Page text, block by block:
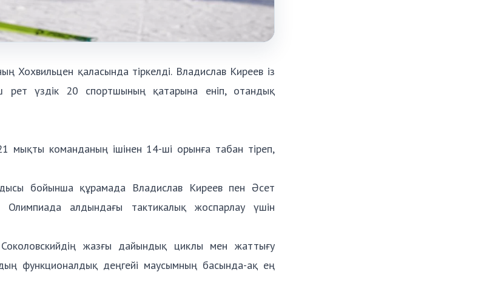
Хохвильцен қаласында тіркелді. Владислав Киреев із
рет үздік 20 спортшының қатарына еніп, отандық
мықты команданың ішінен 14-ші орынға табан тіреп,
бойынша құрамада Владислав Киреев пен Әсет
алдындағы тактикалық жоспарлау үшін
жазғы дайындық циклы мен жаттығу
функционалдық деңгейі маусымның басында-ақ ең